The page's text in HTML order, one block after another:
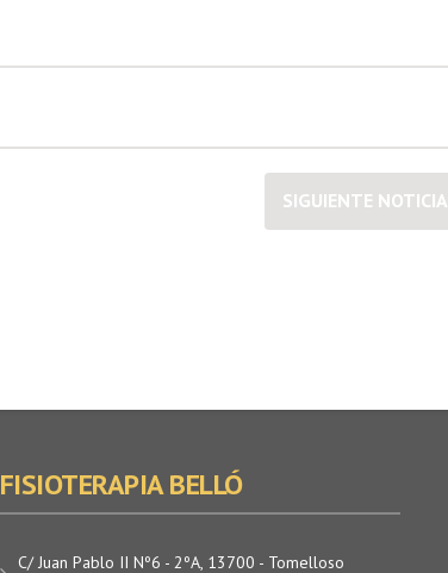
SIGUIENTE NOTICIA
FISIOTERAPIA BELLÓ
C/ Juan Pablo II Nº6 - 2ºA, 13700 - Tomelloso